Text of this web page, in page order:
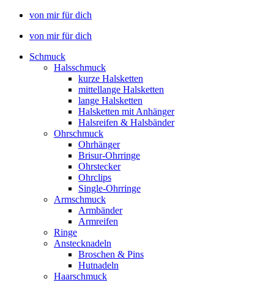
von mir für dich
von mir für dich
Schmuck
Halsschmuck
kurze Halsketten
mittellange Halsketten
lange Halsketten
Halsketten mit Anhänger
Halsreifen & Halsbänder
Ohrschmuck
Ohrhänger
Brisur-Ohrringe
Ohrstecker
Ohrclips
Single-Ohrringe
Armschmuck
Armbänder
Armreifen
Ringe
Anstecknadeln
Broschen & Pins
Hutnadeln
Haarschmuck